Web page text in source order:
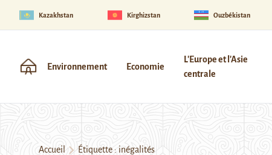
Kazakhstan Kirghizstan Ouzbékistan
Environnement Economie
L'Europe et l'Asie
centrale
Accueil Étiquette : inégalités